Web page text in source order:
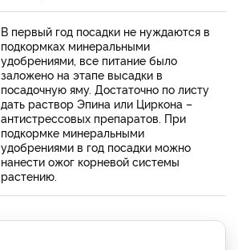
В первый год посадки не нуждаются в
подкормках минеральными
удобрениями, все питание было
заложено на этапе высадки в
посадочную яму. Достаточно по листу
дать раствор Эпина или Циркона –
антистрессовых препаратов. При
подкормке минеральными
удобрениями в год посадки можно
нанести ожог корневой системы
растению.